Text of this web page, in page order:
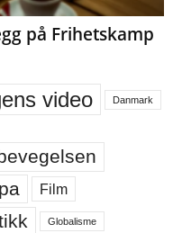
på Frihetskamp
video Danmark
Film
Globalisme